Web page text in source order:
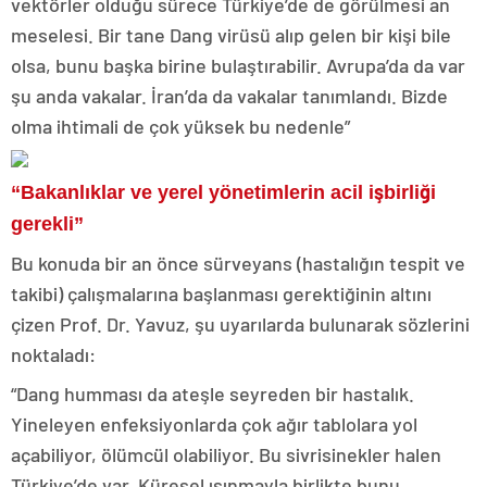
meselesi. Bir tane Dang virüsü alıp gelen bir kişi bile
olsa, bunu başka birine bulaştırabilir. Avrupa’da da var
şu anda vakalar. İran’da da vakalar tanımlandı. Bizde
olma ihtimali de çok yüksek bu nedenle”
“Bakanlıklar ve yerel yönetimlerin acil işbirliği
gerekli”
Bu konuda bir an önce sürveyans (hastalığın tespit ve
takibi) çalışmalarına başlanması gerektiğinin altını
çizen Prof. Dr. Yavuz, şu uyarılarda bulunarak sözlerini
noktaladı:
“Dang humması da ateşle seyreden bir hastalık.
Yineleyen enfeksiyonlarda çok ağır tablolara yol
açabiliyor, ölümcül olabiliyor. Bu sivrisinekler halen